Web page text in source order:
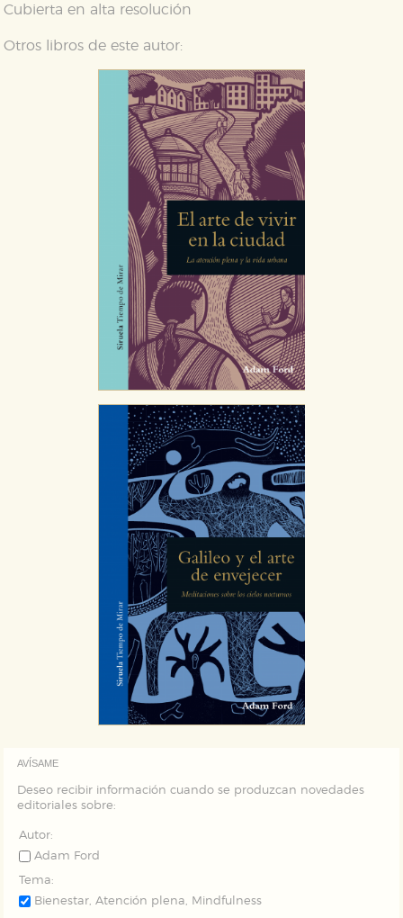
Cubierta en alta resolución
Otros libros de este autor:
AVÍSAME
Deseo recibir información cuando se produzcan novedades
editoriales sobre:
Autor:
Adam Ford
Tema:
Bienestar, Atención plena, Mindfulness
CONFIGURACIÓN DE COOKIES
Cookies necesarias
Estas cookies son necesarias para que nuestro sitio
web funcione y no es posible deshabilitarlas desde
nuestro sistema. Es posible hacerlo desde el
navegador, pero en ese caso es posible que algunas
áreas de nuestra web dejen de funcionar
correctamente.
Cookies de rendimiento y analíticas
Estas cookies se utilizan para mejorar su experiencia
de navegación y optimizar el funcionamiento de
nuestro sitio web. Almacenan configuraciones de
servicios para que no tenga que reconfigurarlos cada
vez que nos visita. La información es agregada y, por lo
tanto, es anónima.
Cookies de publicidad y redes sociales
Estas cookies son gestionadas por nuestros socios
publicitarios y se utilizan para mostrar publicidad
almacenan directamente información personal sino
que se basan en la identificación única de su
navegador y dispositivo de internet.
GUARDAR CONFIGURACIÓN
Puede consultar nuestrapolítica de cookies